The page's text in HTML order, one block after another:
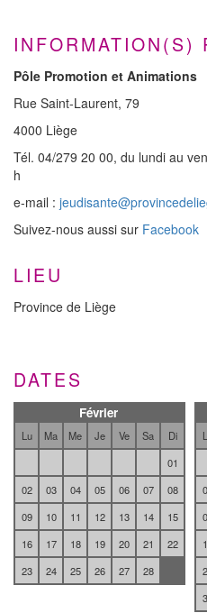
INFORMATION(S)
Pôle Promotion et Animations
Rue Saint-Laurent, 79
4000 Liège
Tél. 04/279 20 00, du lundi au
h
e-mail :
Suivez-nous aussi sur Facebook
LIEU
Province de Liège
DATES
Février
Lu Ma Me Je Ve Sa
Di
01
02
03 04 05 06 07
08
09
10 11 12 13 14
15
16
17 18 19 20 21
22
23
24 25 26 27 28